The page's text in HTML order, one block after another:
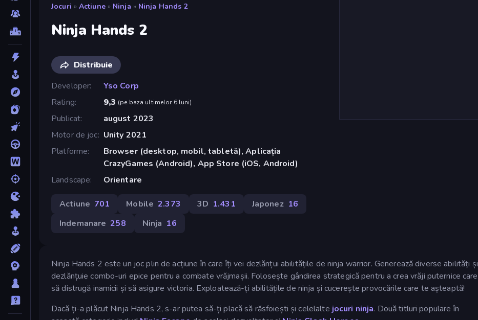
Jocuri » Actiune » Ninja » Ninja Hands 2
Ninja Hands 2
Distribuie
Developer
Yso Corp
Rating
9,3 (pe baza ultimelor 6 luni)
Publicat
august 2023
Motor de joc Unity 2021
Platforme
Browser (desktop, mobil, tabletă), Aplicația
CrazyGames (Android), App Store (iOS, Android)
Landscape
Orientare
Actiune 701 Mobile 2.373 3D 1.431 Japonez 16
Indemanare 258 Ninja 16
Ninja Hands 2 este un joc plin de acțiune în care îți vei dezlănțui abilitățile de ninja warrior. Generează diverse abilități și
dezlănțuie combo-uri epice pentru a combate vrăjmașii. Folosește gândirea strategică pentru a crea vrăji puternice care
să distrugă inamicii și să asigure victoria. Exploatează-ți abilitățile de ninja și cucerește provocările care te așteaptă!
Dacă ți-a plăcut Ninja Hands 2, s-ar putea să-ți placă să răsfoiești și celelalte jocuri ninja. Două titluri populare în